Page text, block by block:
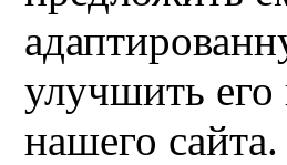
улучшить его
нашего сайта.